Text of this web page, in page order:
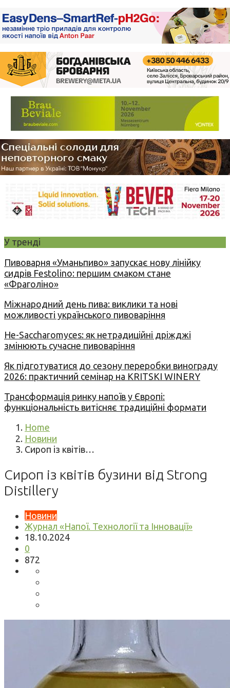
У тренді
Пивоварня «Уманьпиво» запускає нову лінійку
сидрів Festolino: першим смаком стане
«Фраголіно»
Міжнародний день пива: виклики та нові
можливості українського пивоваріння
Не-Saccharomyces: як нетрадиційні дріжджі
змінюють сучасне пивоваріння
Як підготуватися до сезону переробки винограду
2026: практичний семінар на KRITSKI WINERY
Трансформація ринку напоїв у Європі:
функціональність витісняє традиційні формати
Home
Новини
Сироп із квітів…
Сироп із квітів бузини від Strong
Distillery
Новини
Журнал «Напої. Технології та Інновації»
18.10.2024
0
872